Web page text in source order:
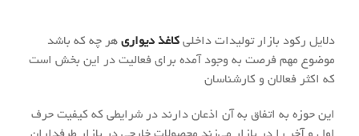
دلایل رکود بازار تولیدات داخلی کاغذ دیواری هر چه که باشد
موضوع مهم فرصت به وجود آمده برای فعالیت در این بخش است
که اکثر فعالان و کارشناسان
این حوزه به اتفاق به آن اذعان دارند در شرایطی که کیفیت حرف